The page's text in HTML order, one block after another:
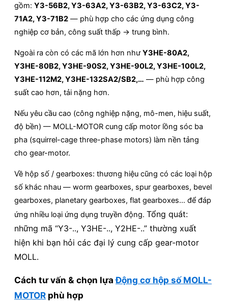
gồm: Y3-56B2, Y3-63A2, Y3-63B2, Y3-63C2, Y3-
71A2, Y3-71B2 — phù hợp cho các ứng dụng công
nghiệp cơ bản, công suất thấp → trung bình.
Ngoài ra còn có các mã lớn hơn nhưY3HE-80A2,
Y3HE-80B2, Y3HE-90S2, Y3HE-90L2, Y3HE-100L2,
Y3HE-112M2, Y3HE-132SA2/SB2,… — phù hợp công
suất cao hơn, tải nặng hơn.
Nếu yêu cầu cao (công nghiệp nặng, mô-men, hiệu suất,
độ bền) — MOLL-MOTOR cung cấp motor lồng sóc ba
pha (squirrel-cage three-phase motors) làm nền tảng
cho gear-motor.
Về hộp số / gearboxes: thương hiệu cũng có các loại hộp
số khác nhau — worm gearboxes, spur gearboxes, bevel
gearboxes, planetary gearboxes, flat gearboxes… để đáp
ứng nhiều loại ứng dụng truyền động. Tổng quát:
những mã “Y3-.., Y3HE-.., Y2HE-..” thường xuất
hiện khi bạn hỏi các đại lý cung cấp gear-motor
MOLL.
Cách tư vấn & chọn lựa Động cơ hộp số MOLL-
MOTOR phù hợp